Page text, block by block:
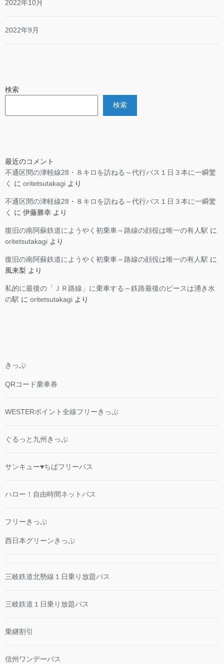
2022年10月
2022年9月
検索
検索
最近のコメント
不通区間の津軽線28・８キロを訪ねる～代行バス１日３本に一瞬驚
く
に oritetsutakagi より
不通区間の津軽線28・８キロを訪ねる～代行バス１日３本に一瞬驚
く
に 伊藤勝幸 より
復旧の南阿蘇鉄道にようやく初乗車～路線の顔役は唯一の有人駅 に
oritetsutakagi より
復旧の南阿蘇鉄道にようやく初乗車～路線の顔役は唯一の有人駅 に
風来梨 より
私的に最後の「ＪＲ路線」に乗車する～鉄路最後のピースは湧き水
の駅 に oritetsutakagi より
きっぷ
QRコード乗車券
WESTERポイント全線フリーきっぷ
ぐるっと九州きっぷ
サンキュー♥ちばフリーパス
ハロー！自由時間ネットパス
フリーきっぷ
西日本グリーンきっぷ
三岐鉄道北勢線１日乗り放題パス
三岐鉄道１日乗り放題パス
乗継割引
信州ワンデーパス